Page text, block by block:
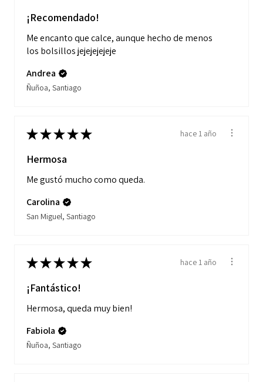
¡Recomendado!
Me encanto que calce, aunque hecho de menos
los bolsillos jejejejejeje
Andrea
Ñuñoa, Santiago
★★★★★ hace 1 año
Hermosa
Me gustó mucho como queda.
Carolina
San Miguel, Santiago
★★★★★ hace 1 año
¡Fantástico!
Hermosa, queda muy bien!
Fabiola
Ñuñoa, Santiago